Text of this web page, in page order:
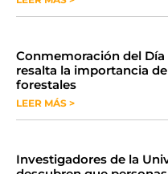
Conmemoración del
resalta la importancia
forestales
LEER MÁS >
Investigadores de la